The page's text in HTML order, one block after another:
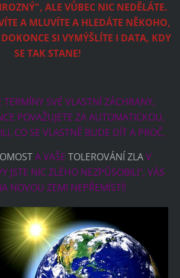
ALE VŮBEC NIC NEDĚLÁTE.
A MLUVÍTE A HLEDÁTE NĚKOHO,
SI VYMÝŠLÍTE I DATA, KDY
SE TAK STANE!
TERMÍNY SVÉ VLASTNÍ ZÁCHRANY,
POVAŽUJETE ZA AUTOMATICKOU,
CO SE VLASTNĚ BUDE DÍT A PROČ.
A VAŠE TOLEROVÁNÍ ZLAV
JSTE NIC ZLÉHO NEZPŮSOBILI", VÁS
NOVOU ZEMI NEPŘEMÍSTÍ!